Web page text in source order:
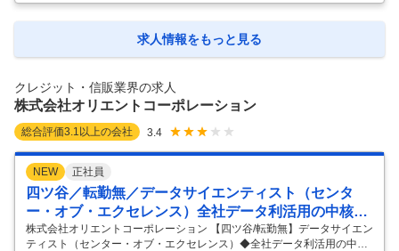
格取得者歓迎・資格を活かし専門領域へチャレンジ可/不動産ファイナン
スに関する幅広い業務に従事/専門性◎】 ■業務内容 営業と並び、事業拡
大を促進する案件実行を支える重要な役割を担うポジションであり、金
…
求人情報をもっと見る
クレジット・信販業界の求人
株式会社オリエントコーポレーション
総合評価3.1 以上の会社 3.4
NEW 正社員
四ツ谷／転勤無／データサイエンティスト（センタ
ー・オブ・エクセレンス）全社データ利活用の中核部
門
株式会社オリエントコーポレーション 【四ツ谷/転勤無】データサイエン
ティスト（センター・オブ・エクセレンス）◆全社データ利活用の中核